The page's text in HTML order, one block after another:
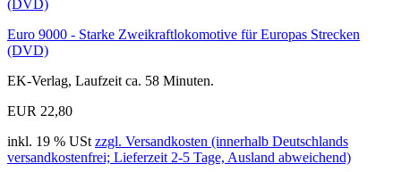
Euro 9000 - Starke Zweikraftlokomotive für Europas Strecken
(DVD)
EK-Verlag, Laufzeit ca. 58 Minuten.
EUR 22,80
inkl. 19 % USt zzgl. Versandkosten (innerhalb Deutschlands
versandkostenfrei; Lieferzeit 2-5 Tage, Ausland abweichend)